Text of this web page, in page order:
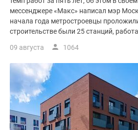
коттеджные
поселки
Коттеджные
поселки
лесу
Коттеджные
поселки
водоема
Коттеджные
мессенджере «Макс» написал мэр
начала года метростроевцы
строительстве были 25 станций,
09 августа 1064